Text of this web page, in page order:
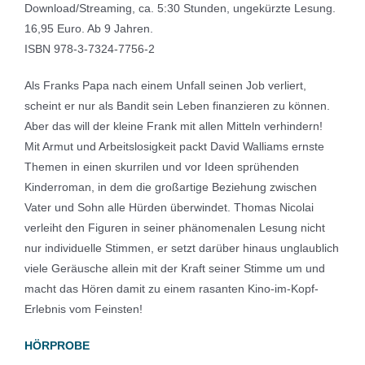
Download/Streaming, ca. 5:30 Stunden, ungekürzte Lesung.
16,95 Euro. Ab 9 Jahren.
ISBN 978-3-7324-7756-2
Als Franks Papa nach einem Unfall seinen Job verliert,
scheint er nur als Bandit sein Leben finanzieren zu können.
Aber das will der kleine Frank mit allen Mitteln verhindern!
Mit Armut und Arbeitslosigkeit packt David Walliams ernste
Themen in einen skurrilen und vor Ideen sprühenden
Kinderroman, in dem die großartige Beziehung zwischen
Vater und Sohn alle Hürden überwindet. Thomas Nicolai
verleiht den Figuren in seiner phänomenalen Lesung nicht
nur individuelle Stimmen, er setzt darüber hinaus unglaublich
viele Geräusche allein mit der Kraft seiner Stimme um und
macht das Hören damit zu einem rasanten Kino-im-Kopf-
Erlebnis vom Feinsten!
HÖRPROBE